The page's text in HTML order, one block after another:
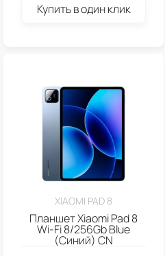
Купить в один клик
XIAOMI PAD 8
Планшет Xiaomi Pad 8
Wi-Fi 8/256Gb Blue
(Синий) CN